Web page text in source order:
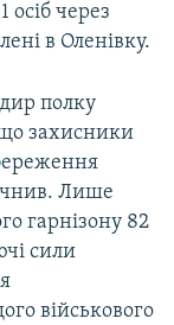
через
в Оленівку.
полку
захисники
Лише
гарнізону 82
сили
військового